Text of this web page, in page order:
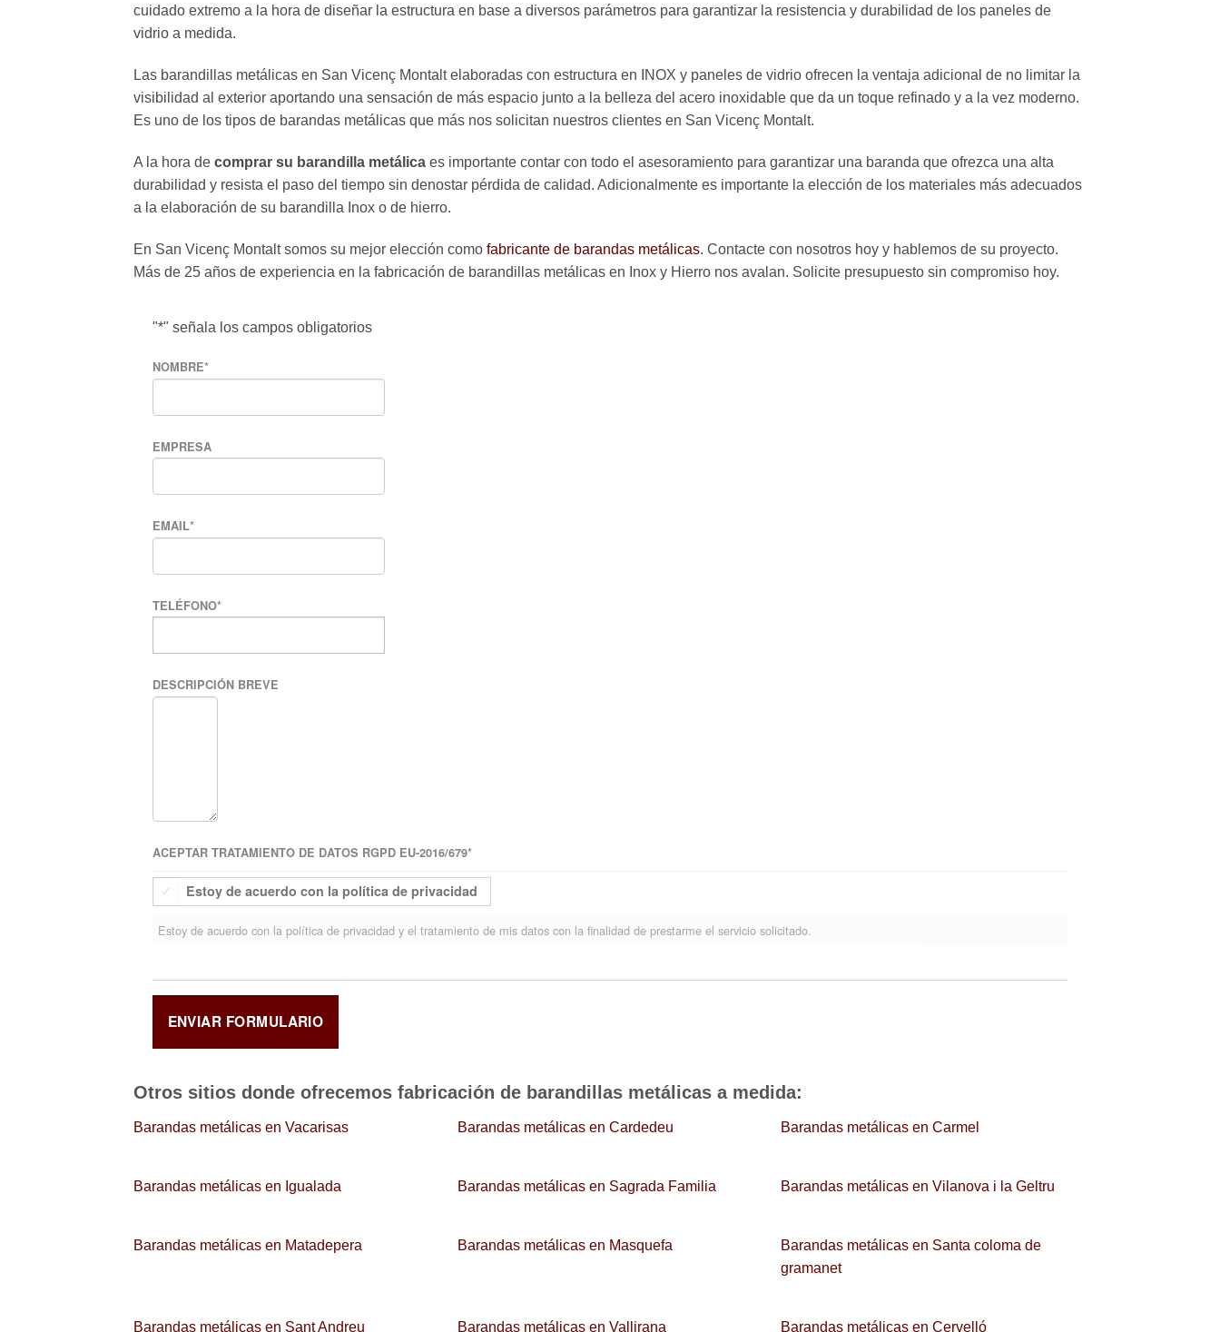
cuidado extremo a la hora de diseñar la estructura en base a diversos parámetros para garantizar la resistencia y durabilidad de los paneles de
vidrio a medida.
Las barandillas metálicas en San Vicenç Montalt elaboradas con estructura en INOX y paneles de vidrio ofrecen la ventaja adicional de no limitar la
visibilidad al exterior aportando una sensación de más espacio junto a la belleza del acero inoxidable que da un toque refinado y a la vez moderno.
Es uno de los tipos de barandas metálicas que más nos solicitan nuestros clientes en San Vicenç Montalt.
A la hora de comprar su barandilla metálica es importante contar con todo el asesoramiento para garantizar una baranda que ofrezca una alta
durabilidad y resista el paso del tiempo sin denostar pérdida de calidad. Adicionalmente es importante la elección de los materiales más adecuados
a la elaboración de su barandilla Inox o de hierro.
En San Vicenç Montalt somos su mejor elección como fabricante de barandas metálicas. Contacte con nosotros hoy y hablemos de su proyecto.
Más de 25 años de experiencia en la fabricación de barandillas metálicas en Inox y Hierro nos avalan. Solicite presupuesto sin compromiso hoy.
"*" señala los campos obligatorios
NOMBRE*
EMPRESA
EMAIL*
TELÉFONO*
DESCRIPCIÓN BREVE
ACEPTAR TRATAMIENTO DE DATOS RGPD EU-2016/679*
Estoy de acuerdo con la política de privacidad
Estoy de acuerdo con la política de privacidad y el tratamiento de mis datos con la finalidad de prestarme el servicio solicitado.
Otros sitios donde ofrecemos fabricación de barandillas metálicas a medida:
Barandas metálicas en Vacarisas Barandas metálicas en Cardedeu Barandas metálicas en Carmel
Barandas metálicas en Igualada Barandas metálicas en Sagrada Familia Barandas metálicas en Vilanova i la Geltru
Barandas metálicas en Matadepera Barandas metálicas en Masquefa
Barandas metálicas en Santa coloma de
gramanet
Barandas metálicas en Sant Andreu Barandas metálicas en Vallirana Barandas metálicas en Cervelló